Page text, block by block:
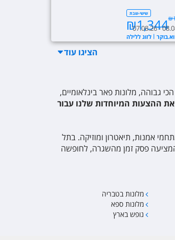
שישי-שבת
₪1,344₪
לזוג ללילה
07.08.26 -
הציגו עוד
גבוהה, מלונות פאר בינלאומיים,
את ההצעות המיוחדות שלנו עבור
אמנות, תיאטרון ומוזיקה. בתל
המציעה פסק זמן מהשגרה, לחופשה
מלונות בטבריה
מלונות ספא
נופש בארץ